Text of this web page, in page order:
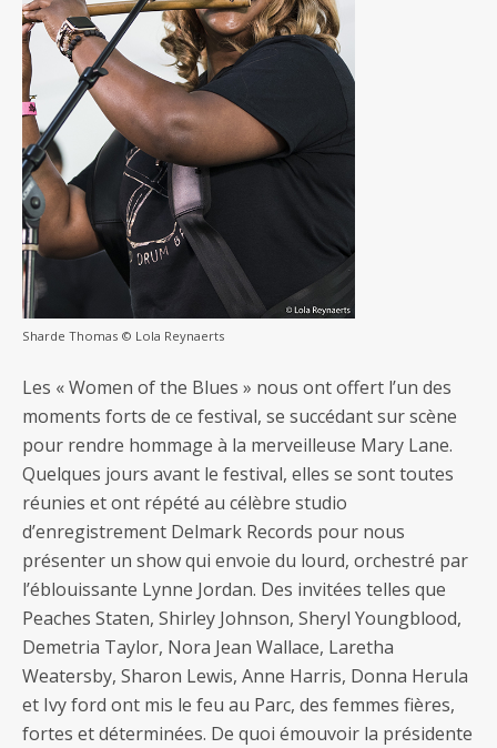
Sharde Thomas © Lola Reynaerts
Les « Women of the Blues » nous ont offert l’un des
moments forts de ce festival, se succédant sur scène
pour rendre hommage à la merveilleuse Mary Lane.
Quelques jours avant le festival, elles se sont toutes
réunies et ont répété au célèbre studio
d’enregistrement Delmark Records pour nous
présenter un show qui envoie du lourd, orchestré par
l’éblouissante Lynne Jordan. Des invitées telles que
Peaches Staten, Shirley Johnson, Sheryl Youngblood,
Demetria Taylor, Nora Jean Wallace, Laretha
Weatersby, Sharon Lewis, Anne Harris, Donna Herula
et Ivy ford ont mis le feu au Parc, des femmes fières,
fortes et déterminées. De quoi émouvoir la présidente